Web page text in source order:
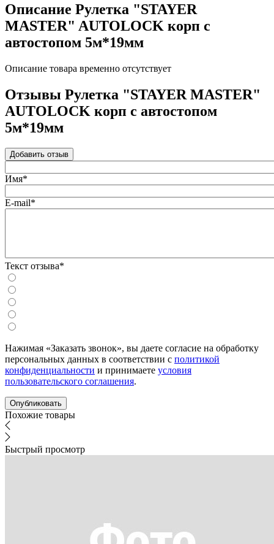
Описание Рулетка "STAYER
MASTER" AUTOLOCK корп с
автостопом 5м*19мм
Описание товара временно отсутствует
Отзывы Рулетка "STAYER MASTER"
AUTOLOCK корп с автостопом
5м*19мм
Добавить отзыв
Имя*
E-mail*
Текст отзыва*
Нажимая «Заказать звонок», вы даете согласие на обработку
персональных данных в соответствии с политикой
конфиденциальности и принимаете условия
пользовательского соглашения.
Похожие товары
Быстрый просмотр